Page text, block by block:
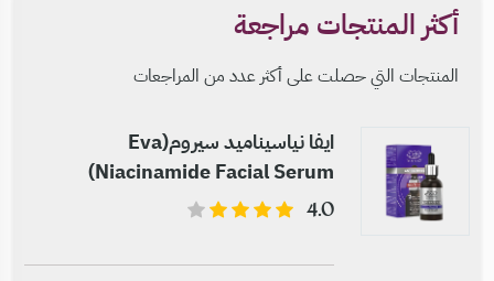
أكثر المنتجات مراجعة
المنتجات التي حصلت على أكثر عدد من المراجعات
ايفا نياسيناميد سيروم(Eva
Niacinamide Facial Serum)
4.0